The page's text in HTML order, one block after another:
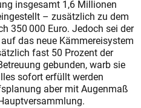
insgesamt 1,6 Millionen
– zusätzlich zu dem
350 000 Euro. Jedoch sei der
das neue Kämmereisystem
fast 50 Prozent der
gebunden, warb sie
sofort erfüllt werden
aber mit Augenmaß